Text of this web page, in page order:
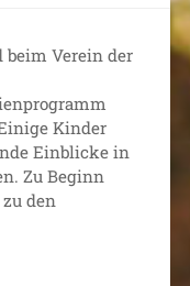
Verein der
Kinder
Einblicke in
Zu Beginn
den